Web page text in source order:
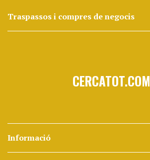
Traspassos i compres de negocis
CERCATOT.COM
Informació